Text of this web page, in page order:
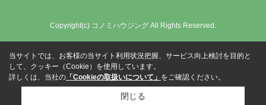
Copyright(c) コノミハウジング All Rights Reserved.
当サイトでは、お客様の当サイト利用状況把握、サービス向上検討を目的と
して、クッキー（Cookie）を使用しています。
詳しくは、当社の 「Cookieの取扱いについて」 をご確認ください。
閉じる